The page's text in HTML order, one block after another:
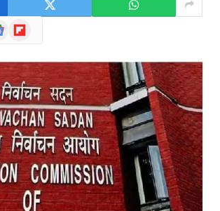
Flipboard